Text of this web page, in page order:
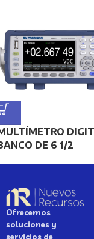
DE 6 1/2
Ofrecemos
soluciones y
servicios de